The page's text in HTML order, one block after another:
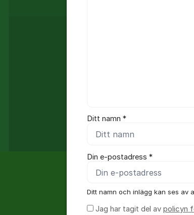
Ditt namn *
Din e-postadress *
Ditt namn och inlägg kan ses av
Jag har tagit del av policyn